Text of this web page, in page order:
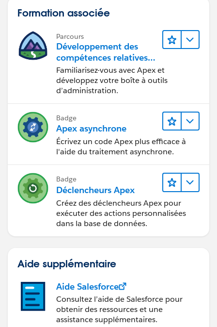
Formation associée
Parcours
Développement des
compétences relatives
au code Apex
Familiarisez-vous avec Apex et
développez votre boîte à outils
d’administration.
Badge
Apex asynchrone
Écrivez un code Apex plus efficace à
l'aide du traitement asynchrone.
Badge
Déclencheurs Apex
Créez des déclencheurs Apex pour
exécuter des actions personnalisées
dans la base de données.
Aide supplémentaire
Aide Salesforce
Consultez l’aide de Salesforce pour
obtenir des ressources et une
assistance supplémentaires.